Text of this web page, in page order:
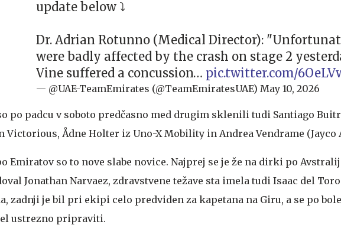
update below ⤵️
Dr. Adrian Rotunno (Medical Director):
were badly affected by the crash on stage 2
Vine suffered a concussion… pic.twitter.com/
— @UAE-TeamEmirates (@TeamEmiratesUAE) May 10, 2026
po padcu v soboto predčasno med drugim sklenili tudi Santiago
Victorious, Ådne Holter iz Uno-X Mobility in Andrea Vendrame (Jayco
Emiratov so to nove slabe novice. Najprej se je že na dirki po
Jonathan Narvaez, zdravstvene težave sta imela tudi Isaac del
zadnji je bil pri ekipi celo predviden za kapetana na Giru, a se po
ustrezno pripraviti.